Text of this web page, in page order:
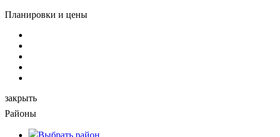
Планировки и цены
закрыть
Районы
Выбрать район